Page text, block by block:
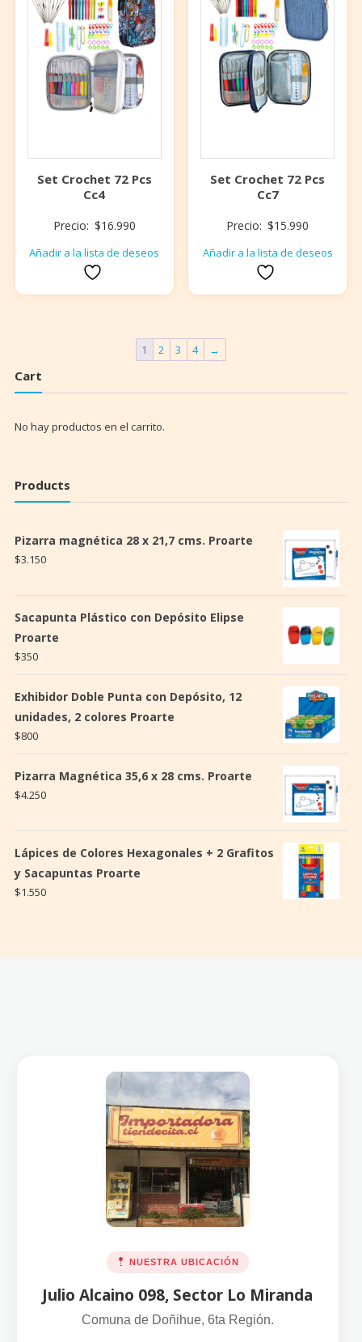
Set Crochet 72 Pcs
Cc4
Precio: $16.990
Añadir a la lista de deseos
Set Crochet 72 Pcs
Cc7
Precio: $15.990
Añadir a la lista de deseos
1 2 3 4 →
Cart
No hay productos en el carrito.
Products
Pizarra magnética 28 x 21,7 cms. Proarte
$3.150
Sacapunta Plástico con Depósito Elipse
Proarte
$350
Exhibidor Doble Punta con Depósito, 12
unidades, 2 colores Proarte
$800
Pizarra Magnética 35,6 x 28 cms. Proarte
$4.250
Lápices de Colores Hexagonales + 2 Grafitos
y Sacapuntas Proarte
$1.550
NUESTRA UBICACIÓN
Julio Alcaino 098, Sector Lo Miranda
Comuna de Doñihue, 6ta Región.